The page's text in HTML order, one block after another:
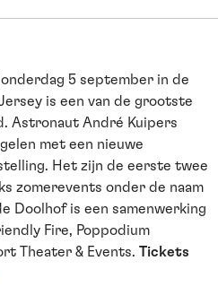
5 september in de
is een van de grootste
Astronaut André Kuipers
met een nieuwe
Het zijn de eerste twee
zomerevents onder de naam
Doolhof is een samenwerking
Fire, Poppodium
Theater & Events. Tickets